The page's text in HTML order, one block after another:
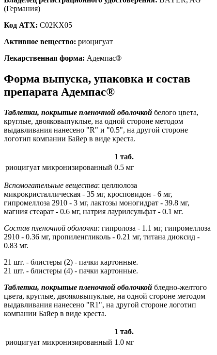
(Германия)
Код ATX: C02KX05
Активное вещество: риоцигуат
Лекарственная форма: Адемпас®
Форма выпуска, упаковка и состав
препарата Адемпас®
Таблетки, покрытые пленочной оболочкой белого цвета,
круглые, двояковыпуклые, на одной стороне методом
выдавливания нанесено "R" и "0.5", на другой стороне
логотип компании Байер в виде креста.
1 таб.
риоцигуат микронизированный 0.5 мг
Вспомогательные вещества: целлюлоза
микрокристаллическая - 35 мг, кросповидон - 6 мг,
гипромеллоза 2910 - 3 мг, лактозы моногидрат - 39.8 мг,
магния стеарат - 0.6 мг, натрия лаурилсульфат - 0.1 мг.
Состав пленочной оболочки: гипролоза - 1.1 мг, гипромеллоза
2910 - 0.36 мг, пропиленгликоль - 0.21 мг, титана диоксид -
0.83 мг.
21 шт. - блистеры (2) - пачки картонные.
21 шт. - блистеры (4) - пачки картонные.
Таблетки, покрытые пленочной оболочкой бледно-желтого
цвета, круглые, двояковыпуклые, на одной стороне методом
выдавливания нанесено "R1", на другой стороне логотип
компании Байер в виде креста.
1 таб.
риоцигуат микронизированный 1.0 мг